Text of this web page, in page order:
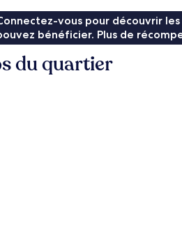
vous pour découvrir
bénéficier. Plus de
du quartier